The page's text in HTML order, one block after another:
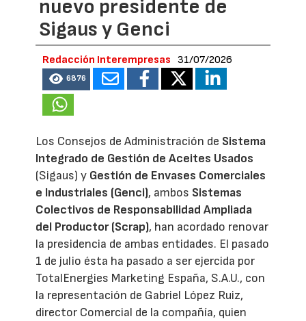
nuevo presidente de
Sigaus y Genci
Redacción Interempresas 31/07/2026
6876
Los Consejos de Administración de Sistema
Integrado de Gestión de Aceites Usados
(Sigaus) y Gestión de Envases Comerciales
e Industriales (Genci), ambos Sistemas
Colectivos de Responsabilidad Ampliada
del Productor (Scrap), han acordado renovar
la presidencia de ambas entidades. El pasado
1 de julio ésta ha pasado a ser ejercida por
TotalEnergies Marketing España, S.A.U., con
la representación de Gabriel López Ruiz,
director Comercial de la compañía, quien